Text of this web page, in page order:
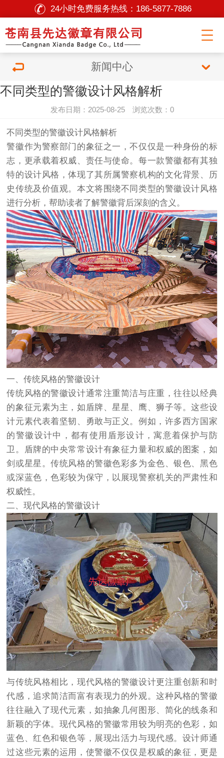
24小时免费服务热线： 186-5877-7886
新闻中心
不同类型的警徽设计风格解析
发布日期：2025-08-25 浏览次数：0
不同类型的警徽设计风格解析
警徽作为警察部门的象征之一，不仅仅是一种身份的标
志，更承载着权威、责任与使命。每一款警徽都有其独
特的设计风格，体现了其所属警察机构的文化背景、历
史传统及价值观。本文将围绕不同类型的警徽设计风格
进行分析，帮助读者了解警徽背后深刻的含义。
一、传统风格的警徽设计
传统风格的警徽设计通常注重简洁与庄重，往往以经典
的象征元素为主，如盾牌、星星、鹰、狮子等。这些设
计元素代表着坚韧、勇敢与正义。例如，许多西方国家
的警徽设计中，都有使用盾形设计，寓意着保护与防
卫。盾牌的中央常常设计有象征力量和权威的图案，如
剑或星星。传统风格的警徽色彩多为金色、银色、黑色
或深蓝色，色彩较为保守，以展现警察机关的严肃性和
权威性。
二、现代风格的警徽设计
与传统风格相比，现代风格的警徽设计更注重创新和时
代感，追求简洁而富有表现力的外观。这种风格的警徽
往往融入了现代元素，如抽象几何图形、简化的线条和
新颖的字体。现代风格的警徽常用较为明亮的色彩，如
蓝色、红色和银色等，展现出活力与现代感。设计师通
过这些元素的运用，使警徽不仅仅是权威的象征，更是